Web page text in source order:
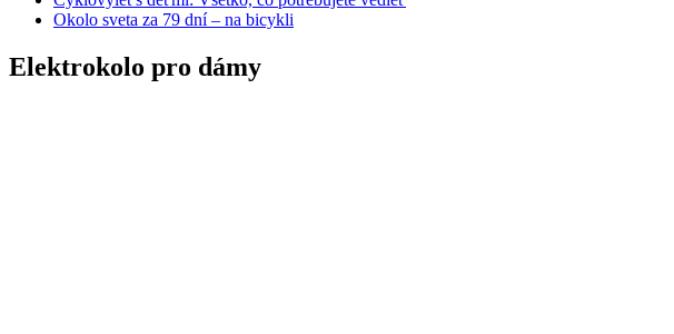
Okolo sveta za 79 dní – na bicykli
Elektrokolo pro dámy